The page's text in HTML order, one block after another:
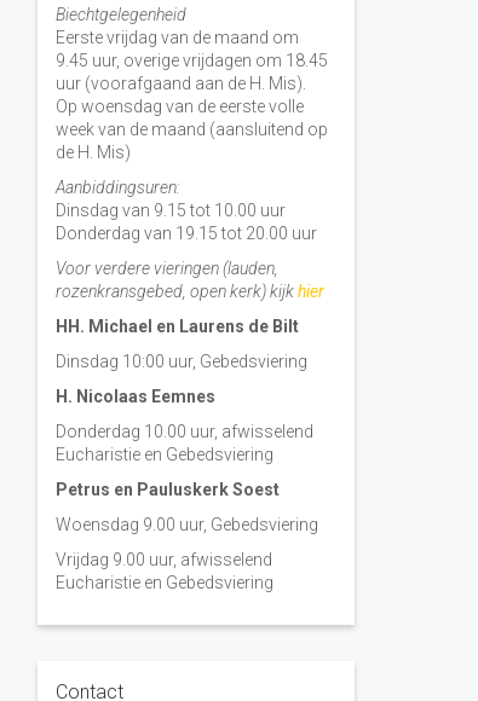
Biechtgelegenheid
Eerste vrijdag van de maand om
9.45 uur, overige vrijdagen om 18.45
uur (voorafgaand aan de H. Mis).
Op woensdag van de eerste volle
week van de maand (aansluitend op
de H. Mis)
Aanbiddingsuren:
Dinsdag van 9.15 tot 10.00 uur
Donderdag van 19.15 tot 20.00 uur
Voor verdere vieringen (lauden,
rozenkransgebed, open kerk) kijkhier
HH. Michael en Laurens de Bilt
Dinsdag 10:00 uur, Gebedsviering
H. Nicolaas Eemnes
Donderdag 10.00 uur, afwisselend
Eucharistie en Gebedsviering
Petrus en Pauluskerk Soest
Woensdag 9.00 uur, Gebedsviering
Vrijdag 9.00 uur, afwisselend
Eucharistie en Gebedsviering
Contact